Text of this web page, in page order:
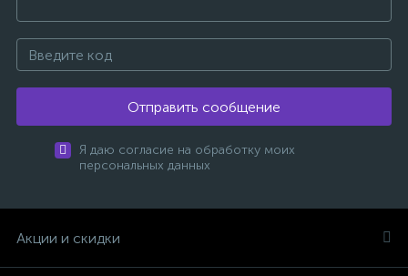
Отправить сообщение
Я даю согласие на обработку моих
персональных данных
Акции и скидки